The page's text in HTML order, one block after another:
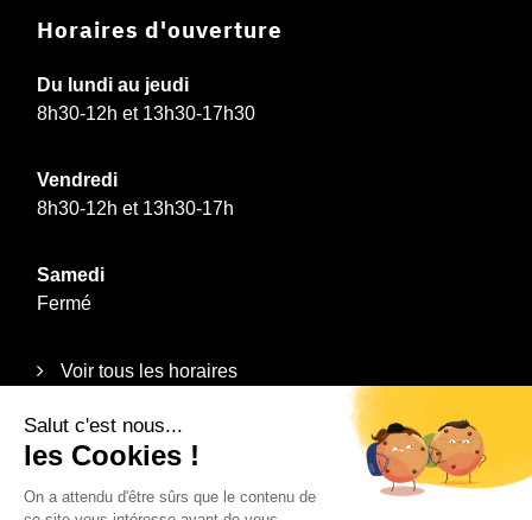
Horaires d'ouverture
Du lundi au jeudi
8h30-12h et 13h30-17h30
Vendredi
8h30-12h et 13h30-17h
Samedi
Fermé
Voir tous les horaires
Informations